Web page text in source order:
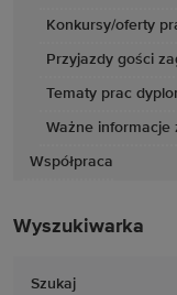
Konkursy/oferty
Przyjazdy gości
Tematy prac
Ważne informacje
Współpraca
Wyszukiwarka
Szukaj